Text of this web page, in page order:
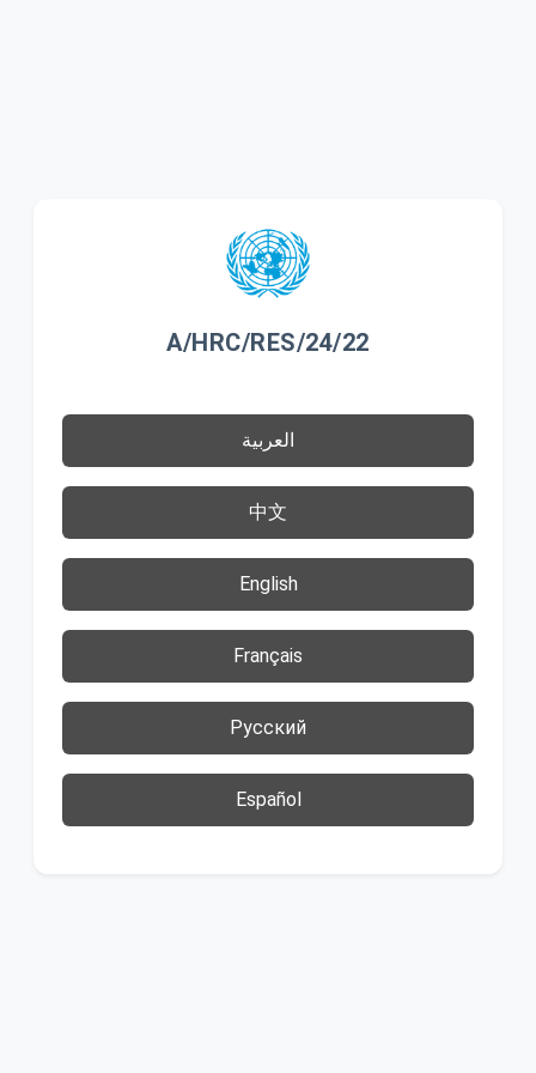
A/HRC/RES/24/22
العربية
中文
English
Français
Русский
Español